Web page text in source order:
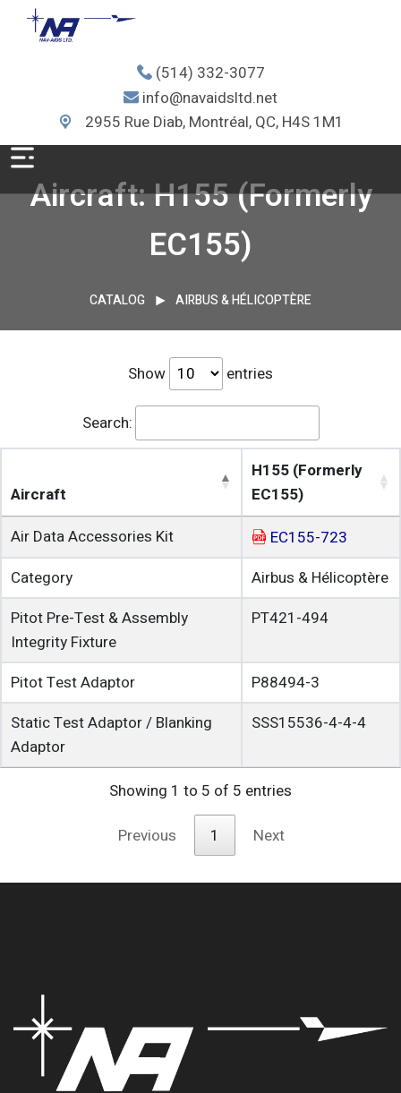
(514) 332-3077
info@navaidsltd.net
2955 Rue Diab, Montréal, QC, H4S 1M1
Aircraft: H155 (Formerly
EC155)
CATALOG AIRBUS & HÉLICOPTÈRE
Show entries
Search:
Aircraft
H155 (Formerly
EC155)
Air Data Accessories Kit
EC155-723
Category
Airbus & Hélicoptère
Pitot Pre-Test & Assembly
Integrity Fixture
PT421-494
Pitot Test Adaptor
P88494-3
Static Test Adaptor / Blanking
Adaptor
SSS15536-4-4-4
Showing 1 to 5 of 5 entries
Previous
1 Next